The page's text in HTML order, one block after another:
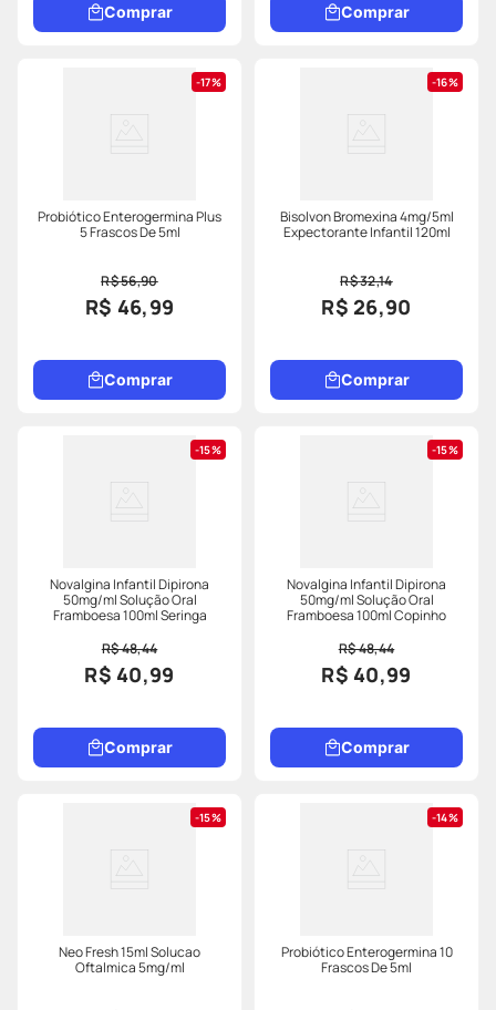
Comprar Comprar
17%
Probiótico Enterogermina Plus
5 Frascos De 5ml
R$ 56,90
R$ 46,99
Comprar
16%
Bisolvon Bromexina 4mg/5ml
Expectorante Infantil 120ml
R$ 32,14
R$ 26,90
Comprar
15%
Novalgina Infantil Dipirona
50mg/ml Solução Oral
Framboesa 100ml Seringa
R$ 48,44
R$ 40,99
Comprar
15%
Novalgina Infantil Dipirona
50mg/ml Solução Oral
Framboesa 100ml Copinho
R$ 48,44
R$ 40,99
Comprar
15%
Neo Fresh 15ml Solucao
Oftalmica 5mg/ml
14%
Probiótico Enterogermina 10
Frascos De 5ml